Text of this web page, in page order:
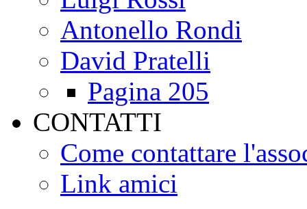
Antonello Rondi
David Pratelli
Pagina 205
CONTATTI
Come contattare
Link amici